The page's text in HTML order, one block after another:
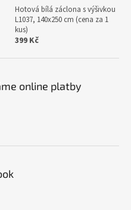
Hotová bílá záclona s výšivkou
L1037, 140x250 cm (cena za 1
kus)
399 Kč
online platby